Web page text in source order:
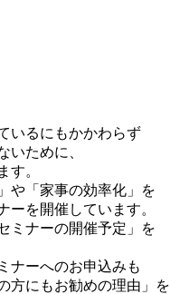
いるにもかかわらず
いために、
す。
や「家事の効率化」を
ーを開催しています。
ミナーの開催予定」を
ナーへのお申込みも
方にもお勧めの理由」を